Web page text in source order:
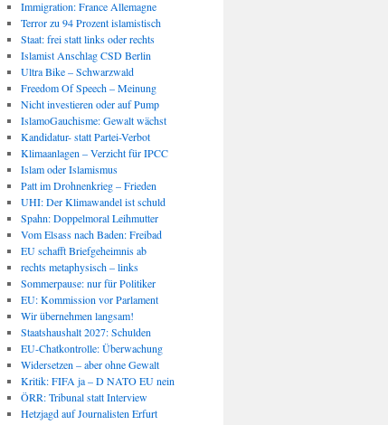
Immigration: France Allemagne
Terror zu 94 Prozent islamistisch
Staat: frei statt links oder rechts
Islamist Anschlag CSD Berlin
Ultra Bike – Schwarzwald
Freedom Of Speech – Meinung
Nicht investieren oder auf Pump
IslamoGauchisme: Gewalt wächst
Kandidatur- statt Partei-Verbot
Klimaanlagen – Verzicht für IPCC
Islam oder Islamismus
Patt im Drohnenkrieg – Frieden
UHI: Der Klimawandel ist schuld
Spahn: Doppelmoral Leihmutter
Vom Elsass nach Baden: Freibad
EU schafft Briefgeheimnis ab
rechts metaphysisch – links
Sommerpause: nur für Politiker
EU: Kommission vor Parlament
Wir übernehmen langsam!
Staatshaushalt 2027: Schulden
EU-Chatkontrolle: Überwachung
Widersetzen – aber ohne Gewalt
Kritik: FIFA ja – D NATO EU nein
ÖRR: Tribunal statt Interview
Hetzjagd auf Journalisten Erfurt